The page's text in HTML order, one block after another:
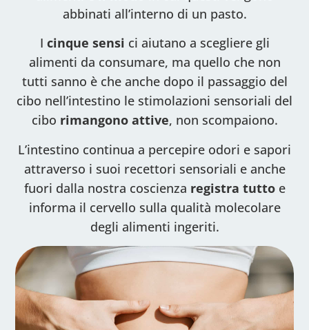
abbinati all’interno di un pasto.
I cinque sensi ci aiutano a scegliere gli
alimenti da consumare, ma quello che non
tutti sanno è che anche dopo il passaggio del
cibo nell’intestino le stimolazioni sensoriali del
cibo rimangono attive, non scompaiono.
L’intestino continua a percepire odori e sapori
attraverso i suoi recettori sensoriali e anche
fuori dalla nostra coscienza registra tuttoe
informa il cervello sulla qualità molecolare
degli alimenti ingeriti.